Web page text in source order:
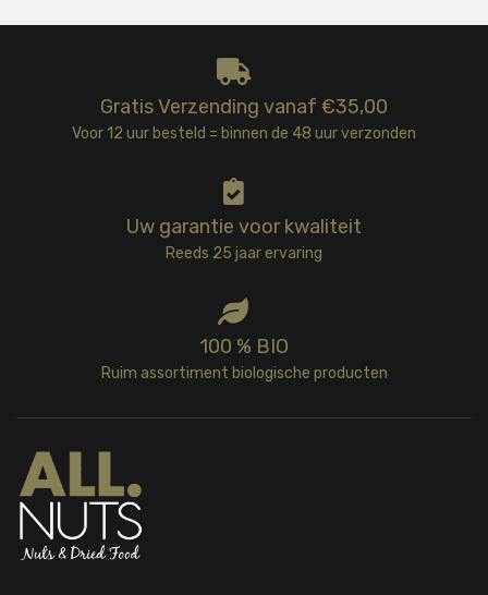
Gratis Verzending vanaf €35,00
Voor 12 uur besteld = binnen de 48 uur verzonden
Uw garantie voor kwaliteit
Reeds 25 jaar ervaring
100 % BIO
Ruim assortiment biologische producten